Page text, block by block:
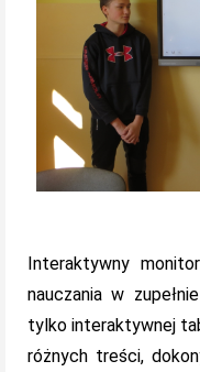
Interaktywny
nauczania w
tylko interaktywnej
różnych treści,